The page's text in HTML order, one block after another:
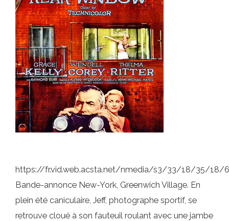
https://fr.vid.web.acsta.net/nmedia/s3/33/18/35/18/
Bande-annonce New-York, Greenwich Village. En
plein été caniculaire, Jeff, photographe sportif, se
retrouve cloué à son fauteuil roulant avec une jambe